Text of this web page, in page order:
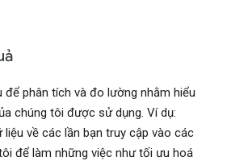
để phân tích và đo lường nhằm hiểu
chúng tôi được sử dụng. Ví dụ:
về các lần bạn truy cập vào các
để làm những việc như tối ưu hoá